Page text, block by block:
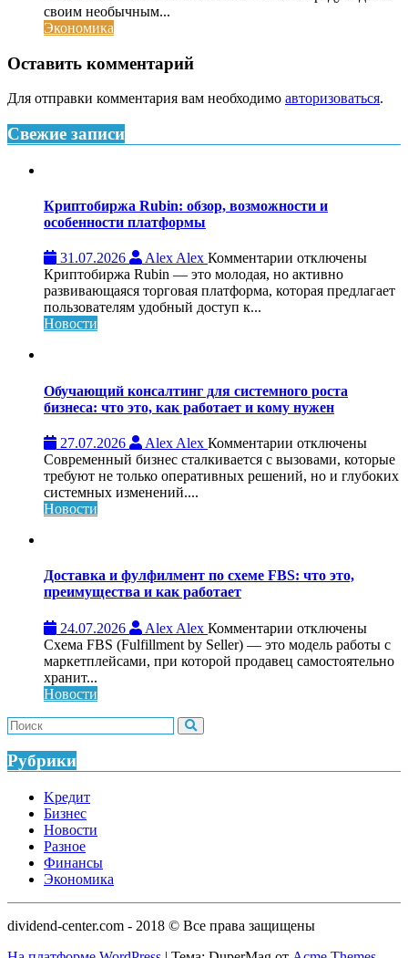
своим необычным...
Экономика
Оставить комментарий
Для отправки комментария вам необходимо авторизоваться.
Свежие записи
Криптобиржа Rubin: обзор, возможности и
особенности платформы
31.07.2026 Alex Alex Комментарии к
записи
Криптобиржа
платформы
отключены
Криптобиржа Rubin — это молодая, но активно
развивающаяся торговая платформа, которая предлагает
пользователям удобный доступ к...
Новости
Обучающий консалтинг для системного роста
бизнеса: что это, как работает и кому нужен
27.07.2026 Alex Alex Комментарии к
записи
Обучающий
что
работает
и
кому
нужен
отключены
Современный бизнес сталкивается с вызовами, которые
требуют не только оперативных решений, но и глубоких
системных изменений....
Новости
Доставка и фулфилмент по схеме FBS: что это,
преимущества и как работает
24.07.2026 Alex Alex Комментарии к
записи
Доставка
это,
отключены
Схема FBS (Fulfillment by Seller) — это модель работы с
маркетплейсами, при которой продавец самостоятельно
хранит...
Новости
Рубрики
Kредит
Бизнес
Новости
Разное
Финансы
Экономика
dividend-center.com - 2018 © Все права защищены